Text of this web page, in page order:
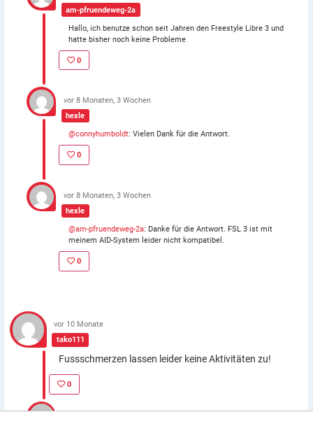
am-pfruendeweg-2a
Hallo, ich benutze schon seit Jahren den Freestyle Libre 3 und
hatte bisher noch keine Probleme
0
hexle
vor 8 Monaten, 3 Wochen
@connyhumboldt: Vielen Dank für die Antwort.
0
hexle
vor 8 Monaten, 3 Wochen
@am-pfruendeweg-2a: Danke für die Antwort. FSL 3 ist mit
meinem AID-System leider nicht kompatibel.
0
tako111
vor 10 Monate
Fussschmerzen lassen leider keine Aktivitäten zu!
0